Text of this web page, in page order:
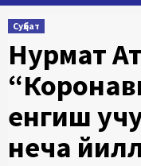
Суҳбат
Нурмат
енгиш
неча